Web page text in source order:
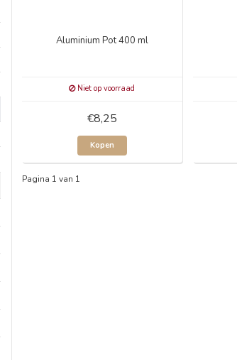
Aluminium Pot 400 ml
Niet op voorraad
€8,25
Kopen
Pagina 1 van 1